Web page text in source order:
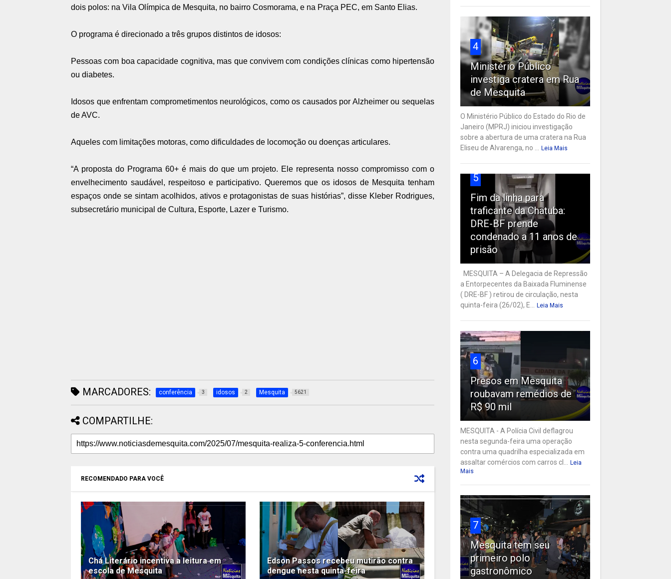
dois polos: na Vila Olímpica de Mesquita, no bairro Cosmorama, e na Praça PEC, em Santo Elias.
O programa é direcionado a três grupos distintos de idosos:
Pessoas com boa capacidade cognitiva, mas que convivem com condições clínicas como hipertensão
ou diabetes.
Idosos que enfrentam comprometimentos neurológicos, como os causados por Alzheimer ou sequelas
de AVC.
Aqueles com limitações motoras, como dificuldades de locomoção ou doenças articulares.
“A proposta do Programa 60+ é mais do que um projeto. Ele representa nosso compromisso com o
envelhecimento saudável, respeitoso e participativo. Queremos que os idosos de Mesquita tenham
espaços onde se sintam acolhidos, ativos e protagonistas de suas histórias”, disse Kleber Rodrigues,
subsecretário municipal de Cultura, Esporte, Lazer e Turismo.
MARCADORES: conferência 3 idosos 2 Mesquita 5621
COMPARTILHE:
RECOMENDADO PARA VOCÊ
Chá Literário incentiva a leitura em
escola de Mesquita
Edson Passos recebeu mutirão contra
dengue nesta quinta-feira
4
Ministério Público
investiga cratera em Rua
de Mesquita
O Ministério Público do Estado do Rio de
Janeiro (MPRJ) iniciou investigação
sobre a abertura de uma cratera na Rua
Eliseu de Alvarenga, no ... Leia Mais
5
Fim da linha para
traficante da Chatuba:
DRE-BF prende
condenado a 11 anos de
prisão
MESQUITA – A Delegacia de Repressão
a Entorpecentes da Baixada Fluminense
( DRE-BF ) retirou de circulação, nesta
quinta-feira (26/02), E... Leia Mais
6
Presos em Mesquita
roubavam remédios de
R$ 90 mil
MESQUITA - A Polícia Civil deflagrou
nesta segunda-feira uma operação
contra uma quadrilha especializada em
assaltar comércios com carros cl... Leia
Mais
7
Mesquita tem seu
primeiro polo
gastronômico